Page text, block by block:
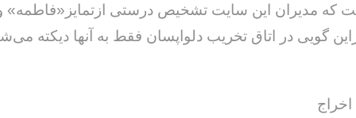
که مدیران این سایت تشخیص درستی ازتمایز«فاطمه»
گویی در اتاق تخریب دلواپسان فقط به آنها دیکته